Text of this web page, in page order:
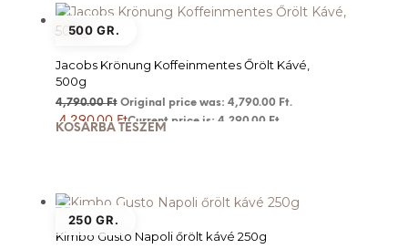
500 GR.
Jacobs Krönung Koffeinmentes Őrölt Kávé,
500g
4,790.00Ft Original price was: 4,790.00 Ft.
4,290.00 FtCurrent price is: 4,290.00 Ft.
KOSÁRBA TESZEM
250 GR.
Kimbo Gusto Napoli őrölt kávé 250g